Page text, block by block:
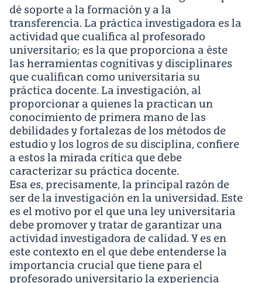
dé soporte a la formación y a la
transferencia. La práctica investigadora es la
actividad que cualifica al profesorado
universitario; es la que proporciona a éste
las herramientas cognitivas y disciplinares
que cualifican como universitaria su
práctica docente. La investigación, al
proporcionar a quienes la practican un
conocimiento de primera mano de las
debilidades y fortalezas de los métodos de
estudio y los logros de su disciplina, confiere
a estos la mirada crítica que debe
caracterizar su práctica docente.
Esa es, precisamente, la principal razón de
ser de la investigación en la universidad. Este
es el motivo por el que una ley universitaria
debe promover y tratar de garantizar una
actividad investigadora de calidad. Y es en
este contexto en el que debe entenderse la
importancia crucial que tiene para el
profesorado universitario la experiencia